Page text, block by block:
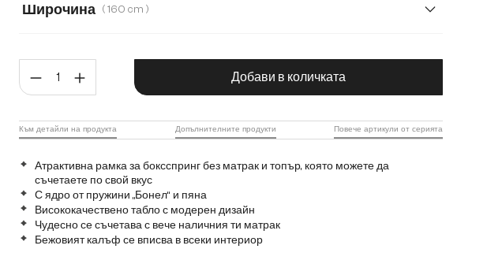
Широчина ( 160 cm )
Количество на продукта: Въведете
Добави в количката
Атрактивна рамка за боксспринг без матрак и топър, която можете да
съчетаете по свой вкус
С ядро от пружини „Бонел“ и пяна
Висококачествено табло с модерен дизайн
Чудесно се съчетава с вече наличния ти матрак
Бежовият калъф се вписва в всеки интериор
Към детайли на продукта Допълнителните продукти Повече артикули от серията